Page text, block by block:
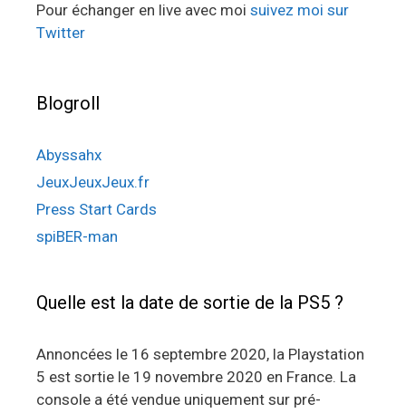
Pour échanger en live avec moi suivez moi sur
Twitter
Blogroll
Abyssahx
JeuxJeuxJeux.fr
Press Start Cards
spiBER-man
Quelle est la date de sortie de la PS5 ?
Annoncées le 16 septembre 2020, la Playstation
5 est sortie le 19 novembre 2020 en France. La
console a été vendue uniquement sur pré-